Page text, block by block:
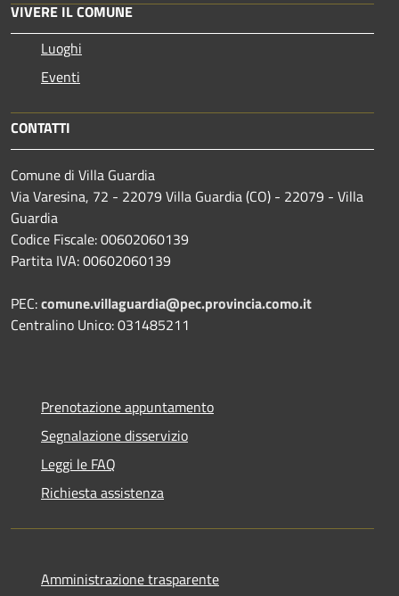
VIVERE IL COMUNE
Luoghi
Eventi
CONTATTI
Comune di Villa Guardia
Via Varesina, 72 - 22079 Villa Guardia (CO) - 22079 - Villa
Guardia
Codice Fiscale: 00602060139
Partita IVA: 00602060139
PEC:comune.villaguardia@pec.provincia.como.it
Centralino Unico: 031485211
Prenotazione appuntamento
Segnalazione disservizio
Leggi le FAQ
Richiesta assistenza
Amministrazione trasparente